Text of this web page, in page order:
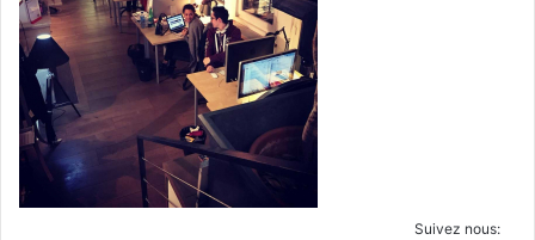
Suivez nous: